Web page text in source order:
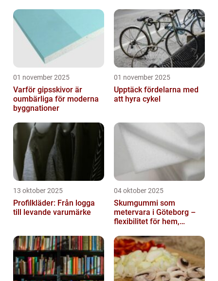
01 november 2025
Varför gipsskivor är
oumbärliga för moderna
byggnationer
01 november 2025
Upptäck fördelarna med
att hyra cykel
13 oktober 2025
Profilkläder: Från logga
till levande varumärke
04 oktober 2025
Skumgummi som
metervara i Göteborg –
flexibilitet för hem,